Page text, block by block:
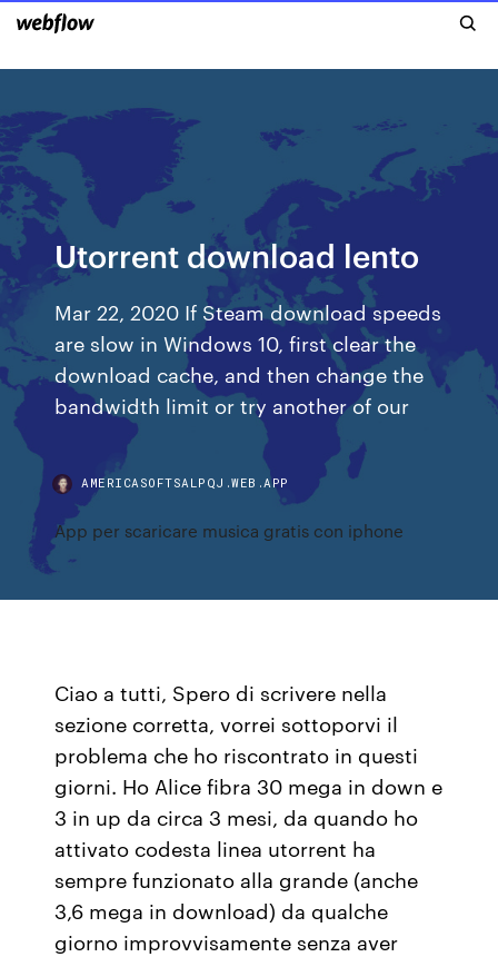
Utorrent download lento
Mar 22, 2020 If Steam download speeds
are slow in Windows 10, first clear the
download cache, and then change the
bandwidth limit or try another of our
AMERICASOFTSALPQJ.WEB.APP
App per scaricare musica gratis con iphone
Ciao a tutti, Spero di scrivere nella
sezione corretta, vorrei sottoporvi il
problema che ho riscontrato in questi
giorni. Ho Alice fibra 30 mega in down e
3 in up da circa 3 mesi, da quando ho
attivato codesta linea utorrent ha
sempre funzionato alla grande (anche
3,6 mega in download) da qualche
giorno improvvisamente senza aver